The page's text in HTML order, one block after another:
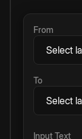
From
To
Input Text